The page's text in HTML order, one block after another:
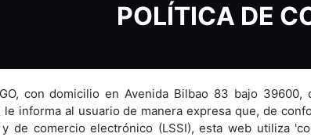
POLÍTICA DE
con domicilio en Avenida Bilbao 83 bajo
informa al usuario de manera expresa que, de
de comercio electrónico (LSSI), esta web utiliza